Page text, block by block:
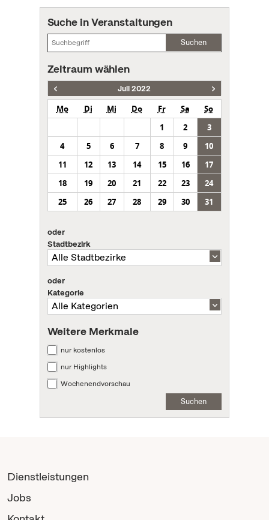
Suche in Veranstaltungen
Suchen
Zeitraum wählen
Juli 2022
Mo Di Mi Do Fr Sa
So
1
2
3
4
5 6 7 8 9
10
11
12 13 14 15 16
17
18
19 20 21 22 23
24
25
26 27 28 29 30 31
oder
Stadtbezirk
oder
Kategorie
Weitere Merkmale
nur kostenlos
nur Highlights
Wochenendvorschau
Suchen
Dienstleistungen
Jobs